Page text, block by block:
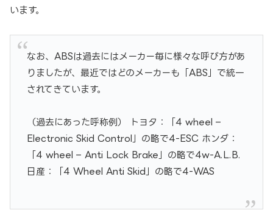
います。
なお、ABSは過去にはメーカー毎に様々な呼び方があ
りましたが、最近ではどのメーカーも「ABS」で統一
されてきています。
（過去にあった呼称例） トヨタ：「4 wheel –
Electronic Skid Control」の略で4-ESC ホンダ：
「4 wheel – Anti Lock Brake」の略で4w-A.L.B.
日産：「4 Wheel Anti Skid」の略で4-WAS